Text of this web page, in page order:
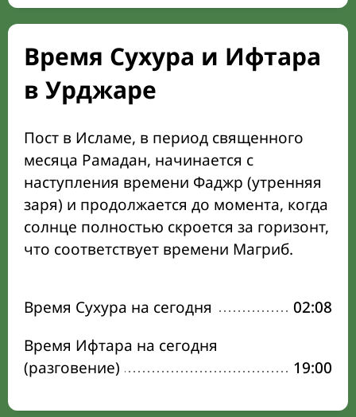
Время Сухура и Ифтара
в Урджаре
Пост в Исламе, в период священного
месяца Рамадан, начинается с
наступления времени Фаджр (утренняя
заря) и продолжается до момента, когда
солнце полностью скроется за горизонт,
что соответствует времени Магриб.
Время Сухура на сегодня
02:08
Время Ифтара на сегодня
(разговение)
19:00